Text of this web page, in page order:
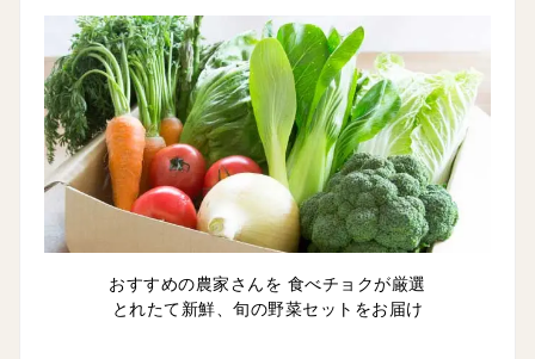
おすすめの農家さんを 食べチョクが厳選
とれたて新鮮、旬の野菜セットをお届け